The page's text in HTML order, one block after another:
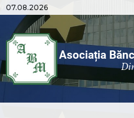
07.08.2026
Asociația